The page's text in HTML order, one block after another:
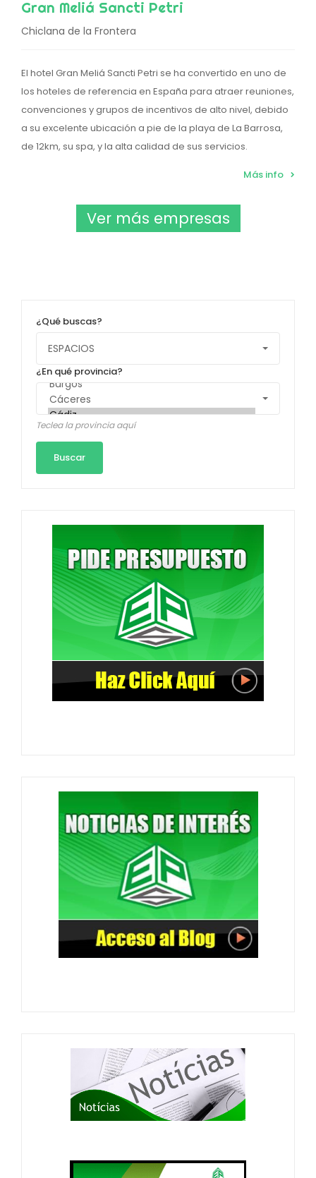
Gran Meliá Sancti Petri
Chiclana de la Frontera
El hotel Gran Meliá Sancti Petri se ha convertido en uno de
los hoteles de referencia en España para atraer reuniones,
convenciones y grupos de incentivos de alto nivel, debido
a su excelente ubicación a pie de la playa de La Barrosa,
de 12km, su spa, y la alta calidad de sus servicios.
Más info
Ver más empresas
¿Qué buscas?
¿En qué provincia?
Teclea la provincia aquí